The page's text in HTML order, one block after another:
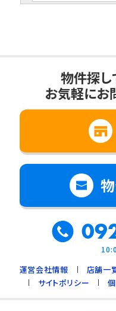
1. ご本人の同
2. 法令に基づく
3. 利用目的の範
全部又は一部
4. 人の生命、身
要で、ご本人の
5. 公衆衛生の向
に必要で、ご本
き
6. 国や地方公共
ご本人の同意を
おそれがあるとき
7. 合併又は譲渡
に伴って個人情
物件探し
お気軽にお
運営会社情報 店舗一
サイトポリシー